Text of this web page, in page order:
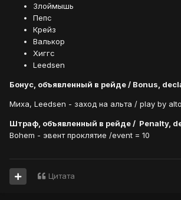
Злоймышь
Пепс
Крейз
Валькор
Хиггс
Leedsen
Бонус, объявленный в рейде / Bonus,
Миха, Leedsen - заход на альта / play by
Штраф, объявленный в рейде / Penalty,
Bohem - эвент проклятие /event = 10
Цитата